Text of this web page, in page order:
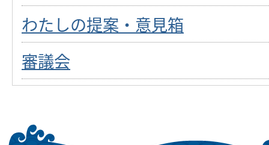
わたしの提案・意見箱
審議会